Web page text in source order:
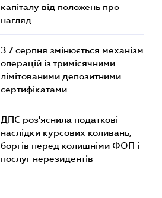
капіталу від положень про
нагляд
З 7 серпня змінюється механізм
операцій із тримісячними
лімітованими депозитними
сертифікатами
ДПС роз'яснила податкові
наслідки курсових коливань,
боргів перед колишніми ФОП і
послуг нерезидентів